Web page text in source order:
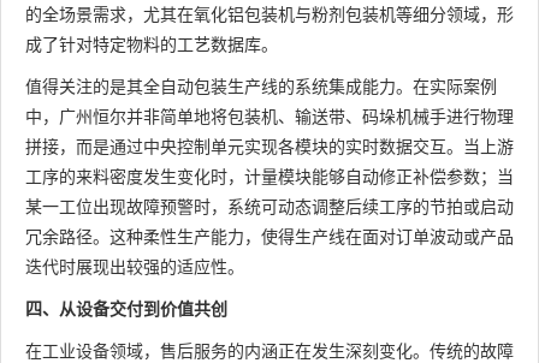
的全场景需求，尤其在氧化铝包装机与粉剂包装机等细分领域，形
成了针对特定物料的工艺数据库。
值得关注的是其全自动包装生产线的系统集成能力。在实际案例
中，广州恒尔并非简单地将包装机、输送带、码垛机械手进行物理
拼接，而是通过中央控制单元实现各模块的实时数据交互。当上游
工序的来料密度发生变化时，计量模块能够自动修正补偿参数；当
某一工位出现故障预警时，系统可动态调整后续工序的节拍或启动
冗余路径。这种柔性生产能力，使得生产线在面对订单波动或产品
迭代时展现出较强的适应性。
四、从设备交付到价值共创
在工业设备领域，售后服务的内涵正在发生深刻变化。传统的故障